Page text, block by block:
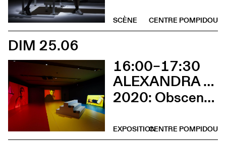
CENTRE POMPIDOU
SCÈNE
DIM 25.06
16:00–17:30
ALEXANDRA BACHZETSIS
2020: Obscene (Rencontre avec l’artiste)
CENTRE POMPIDOU
EXPOSITION